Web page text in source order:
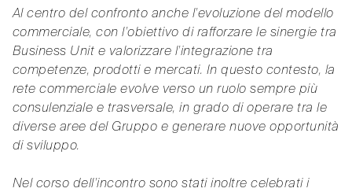
Al centro del confronto anche l’evoluzione del modello
commerciale, con l’obiettivo di rafforzare le sinergie tra
Business Unit e valorizzare l’integrazione tra
competenze, prodotti e mercati. In questo contesto, la
rete commerciale evolve verso un ruolo sempre più
consulenziale e trasversale, in grado di operare tra le
diverse aree del Gruppo e generare nuove opportunità
di sviluppo.
Nel corso dell’incontro sono stati inoltre celebrati i